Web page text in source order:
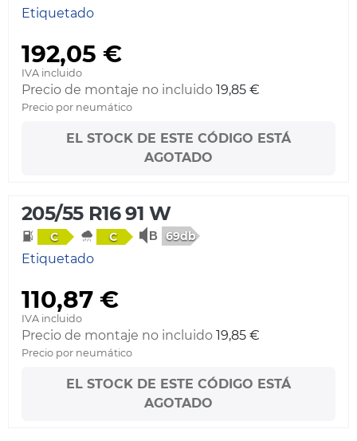
Etiquetado
192,05 €
IVA incluido
Precio de montaje no incluido 19,85 €
Precio por neumático
EL STOCK DE ESTE CÓDIGO ESTÁ
AGOTADO
205/55 R16 91 W
C C 69db
Etiquetado
110,87 €
IVA incluido
Precio de montaje no incluido 19,85 €
Precio por neumático
EL STOCK DE ESTE CÓDIGO ESTÁ
AGOTADO